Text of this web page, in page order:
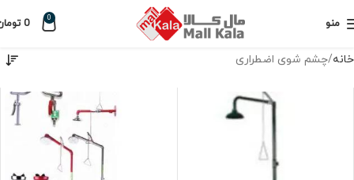
منو 0
0
خانه چشم شوی اضطراری